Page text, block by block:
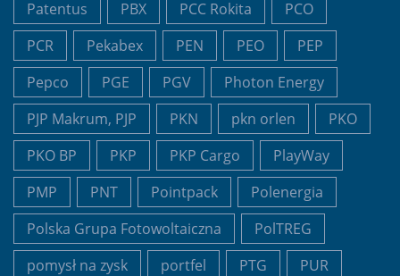
Patentus
PBX PCC Rokita
PCO
PCR
Pekabex PEN PEO
PEP
Pepco
PGE PGV
Photon Energy
PJP Makrum, PJP
PKN pkn orlen
PKO
PKO BP
PKP PKP Cargo
PlayWay
PMP
PNT Pointpack
Polenergia
Polska Grupa Fotowoltaiczna
PolTREG
pomysł na zysk
portfel PTG
PUR